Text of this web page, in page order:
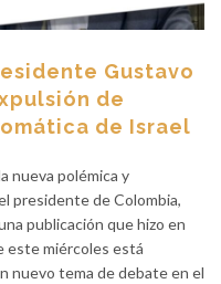
Gustavo
de
de Israel
nueva polémica y
presidente de Colombia,
publicación que hizo en
este miércoles está
nuevo tema de debate en el